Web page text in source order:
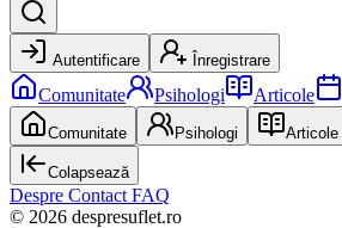
Autentificare Înregistrare
Comunitate Psihologi Articole
Comunitate Psihologi Articole
Colapsează
Despre Contact FAQ
© 2026 despresuflet.ro